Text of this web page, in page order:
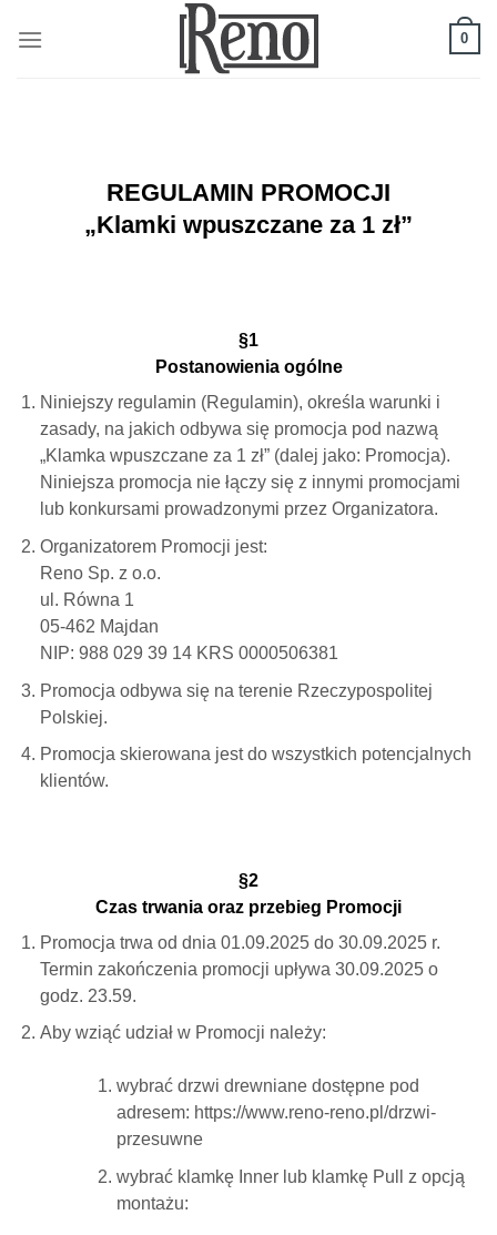
0
REGULAMIN PROMOCJI
„Klamki wpuszczane za 1 zł”
§1
Postanowienia ogólne
Niniejszy regulamin (Regulamin), określa warunki i
zasady, na jakich odbywa się promocja pod nazwą
„Klamka wpuszczane za 1 zł” (dalej jako: Promocja).
Niniejsza promocja nie łączy się z innymi promocjami
lub konkursami prowadzonymi przez Organizatora.
Organizatorem Promocji jest:
Reno Sp. z o.o.
ul. Równa 1
05-462 Majdan
NIP: 988 029 39 14 KRS 0000506381
Promocja odbywa się na terenie Rzeczypospolitej
Polskiej.
Promocja skierowana jest do wszystkich potencjalnych
klientów.
§2
Czas trwania oraz przebieg Promocji
Promocja trwa od dnia 01.09.2025 do 30.09.2025 r.
Termin zakończenia promocji upływa 30.09.2025 o
godz. 23.59.
Aby wziąć udział w Promocji należy:
wybrać drzwi drewniane dostępne pod
adresem: https://www.reno-reno.pl/drzwi-
przesuwne
wybrać klamkę Inner lub klamkę Pull z opcją
montażu: